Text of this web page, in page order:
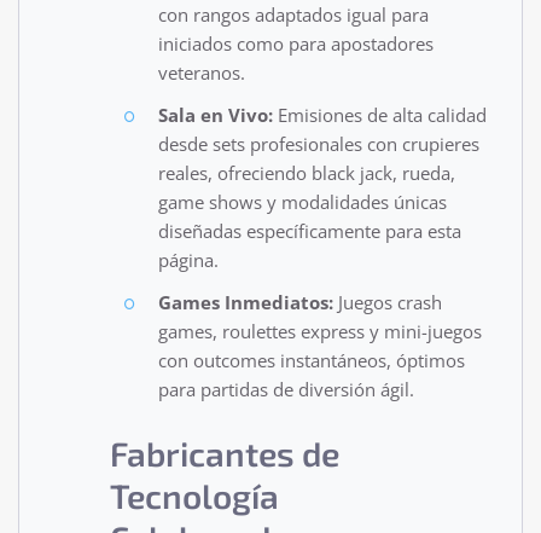
con rangos adaptados igual para
iniciados como para apostadores
veteranos.
Sala en Vivo: Emisiones de alta calidad
desde sets profesionales con crupieres
reales, ofreciendo black jack, rueda,
game shows y modalidades únicas
diseñadas específicamente para esta
página.
Games Inmediatos: Juegos crash
games, roulettes express y mini-juegos
con outcomes instantáneos, óptimos
para partidas de diversión ágil.
Fabricantes de
Tecnología